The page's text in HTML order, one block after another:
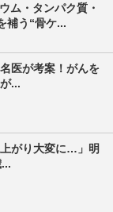
ム・タンパク質・
補う“骨ケ...
医が考案！がんを
...
がり大変に…」明